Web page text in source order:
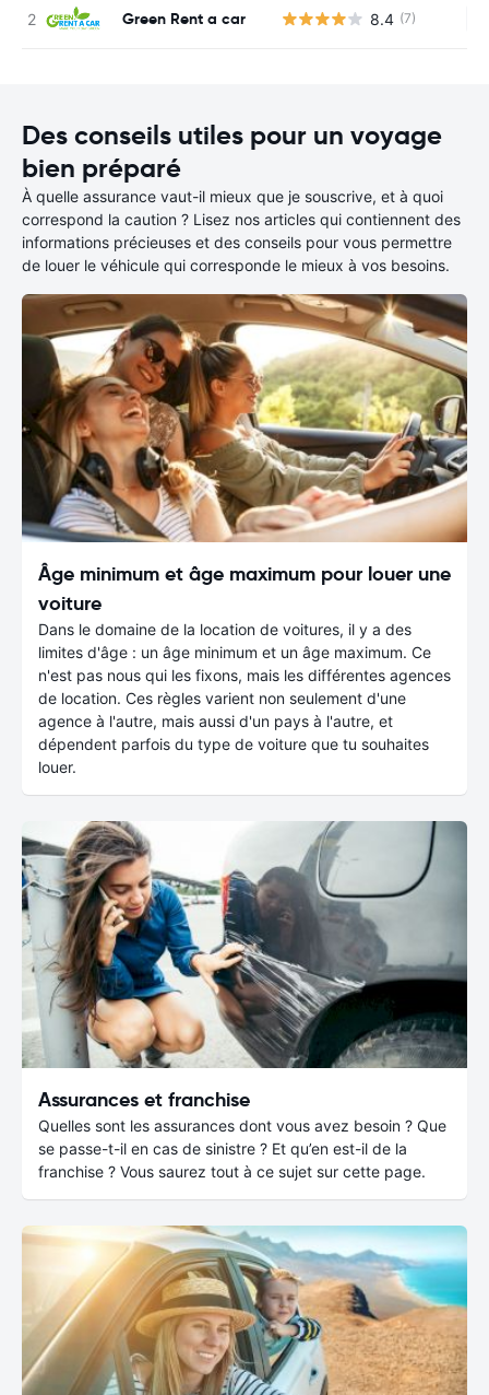
Green Rent a car 8.4 (7)
Des conseils utiles pour un voyage
bien préparé
À quelle assurance vaut-il mieux que je souscrive, et à quoi
correspond la caution ? Lisez nos articles qui contiennent des
informations précieuses et des conseils pour vous permettre
de louer le véhicule qui corresponde le mieux à vos besoins.
Âge minimum et âge maximum pour louer une
voiture
Dans le domaine de la location de voitures, il y a des
limites d'âge : un âge minimum et un âge maximum. Ce
n'est pas nous qui les fixons, mais les différentes agences
de location. Ces règles varient non seulement d'une
agence à l'autre, mais aussi d'un pays à l'autre, et
dépendent parfois du type de voiture que tu souhaites
louer.
Assurances et franchise
Quelles sont les assurances dont vous avez besoin ? Que
se passe-t-il en cas de sinistre ? Et qu’en est-il de la
franchise ? Vous saurez tout à ce sujet sur cette page.